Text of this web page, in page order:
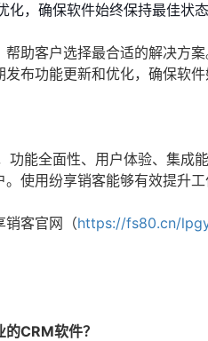
化，确保软件始终保持最佳状态
助客户选择最合适的解决方
布功能更新和优化，确保软
功能全面性、用户体验、集成
使用纷享销客能够有效提升
销客官网（https://fs80.cn/
CRM软件？